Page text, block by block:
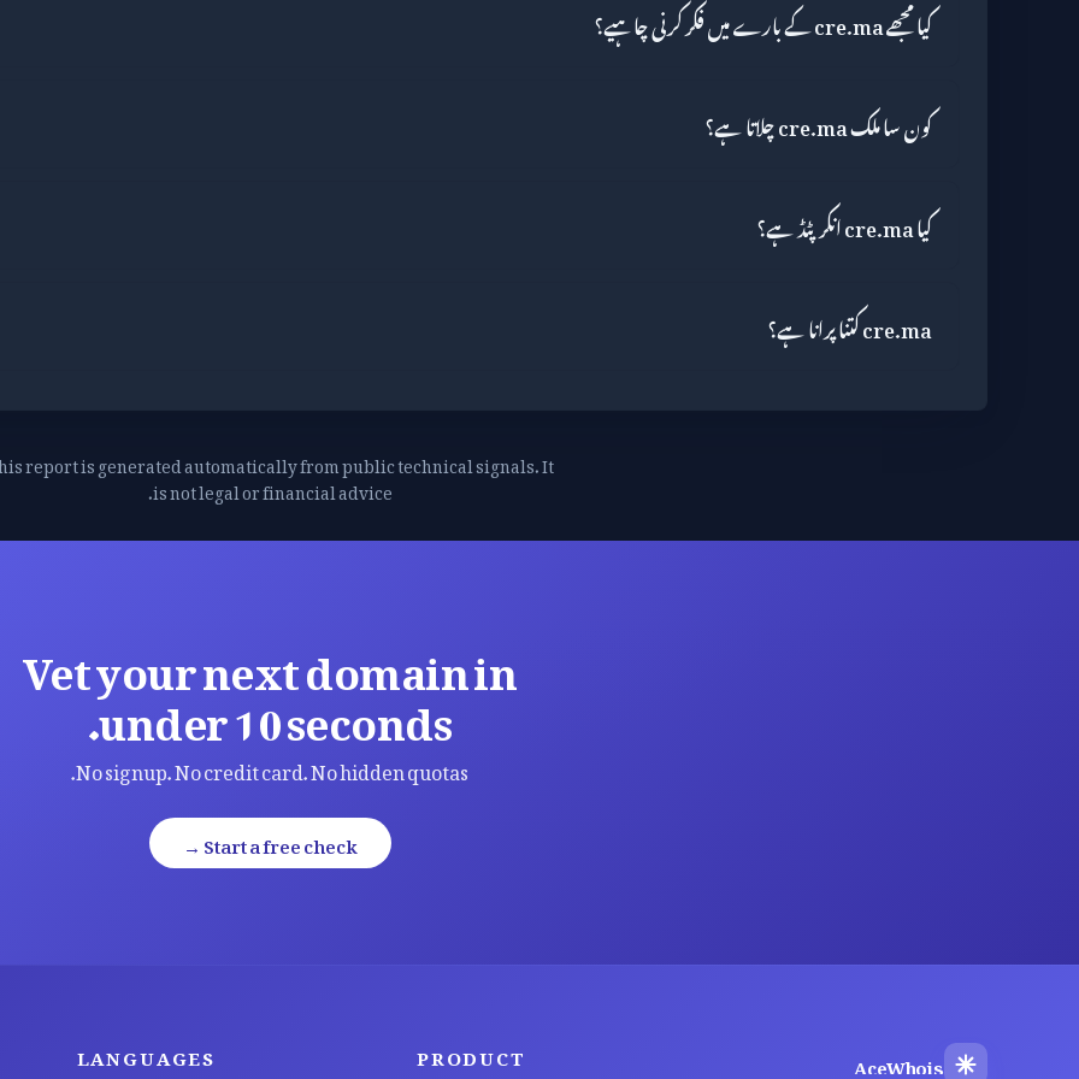
کیا مجھے cre.ma کے بارے میں فکر کرنی چاہیے؟
کون سا ملک cre.ma چلاتا ہے؟
کیا cre.ma انکرپٹڈ ہے؟
cre.ma کتنا پرانا ہے؟
report is generated automatically from public technical signals. It
is not legal or financial advice.
Vet your next domain in
under 10 seconds.
No signup. No credit card. No hidden quotas.
Start a free check →
AceWhois
PRODUCT
LANGUAGES